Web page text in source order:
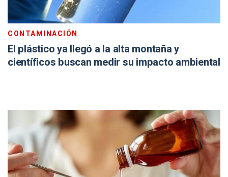
CONTAMINACIÓN
El plástico ya llegó a la alta montaña y
científicos buscan medir su impacto ambiental